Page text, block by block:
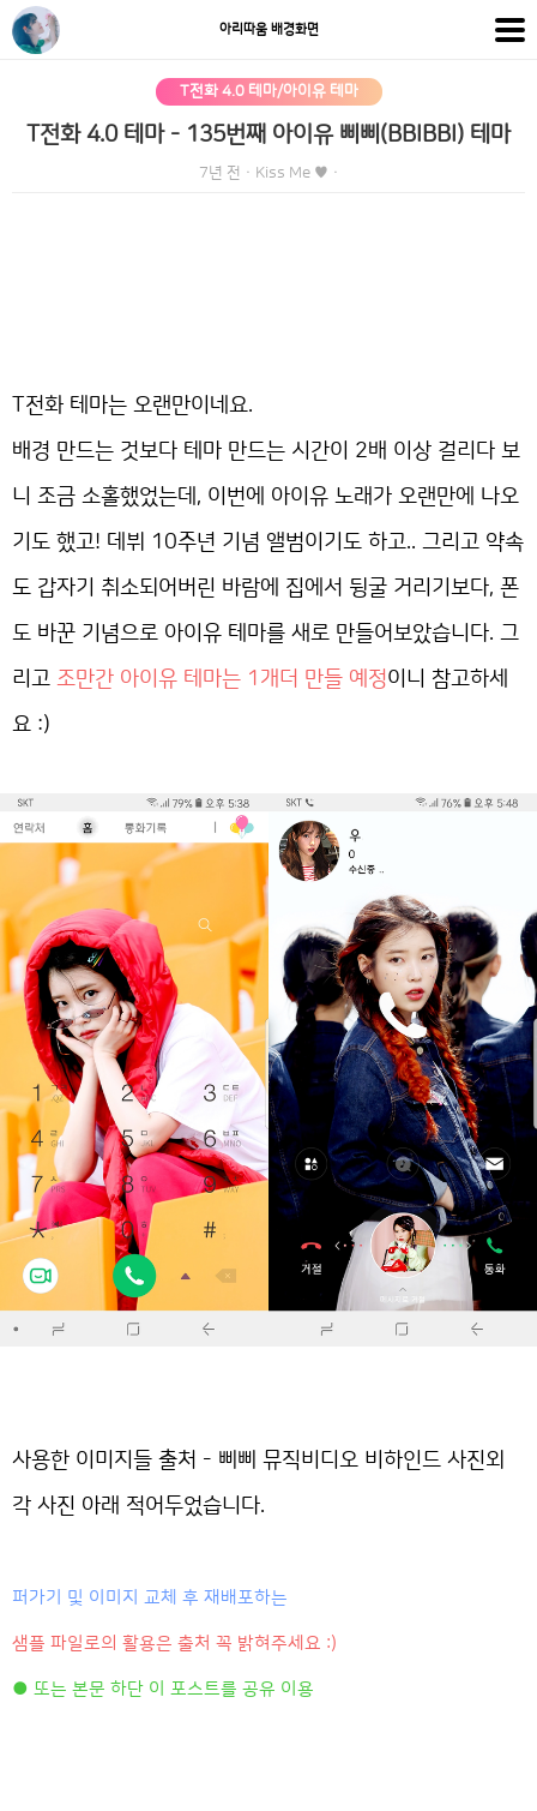
아리따움 배경화면
T전화 4.0 테마/아이유 테마
T전화 4.0 테마 - 135번째 아이유 삐삐(BBIBBI) 테마
7년 전 · Kiss Me ♥ ·
T전화 테마는 오랜만이네요.
배경 만드는 것보다 테마 만드는 시간이 2배 이상 걸리다 보
니 조금 소홀했었는데, 이번에 아이유 노래가 오랜만에 나오
기도 했고! 데뷔 10주년 기념 앨범이기도 하고.. 그리고 약속
도 갑자기 취소되어버린 바람에 집에서 뒹굴 거리기보다, 폰
도 바꾼 기념으로 아이유 테마를 새로 만들어보았습니다. 그
리고 조만간 아이유 테마는 1개더 만들 예정이니 참고하세
요 :)
사용한 이미지들 출처 - 삐삐 뮤직비디오 비하인드 사진외
각 사진 아래 적어두었습니다.
퍼가기 및 이미지 교체 후 재배포하는
샘플 파일로의 활용은 출처 꼭 밝혀주세요 :)
● 또는 본문 하단 이 포스트를 공유 이용